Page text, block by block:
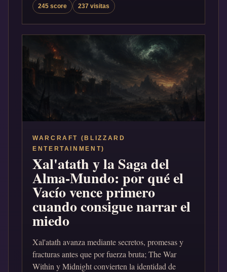
245 score 237 visitas
WARCRAFT (BLIZZARD
ENTERTAINMENT)
Xal'atath y la Saga del
Alma-Mundo: por qué el
Vacío vence primero
cuando consigue narrar el
miedo
Xal'atath avanza mediante secretos, promesas y
fracturas antes que por fuerza bruta; The War
Within y Midnight convierten la identidad de